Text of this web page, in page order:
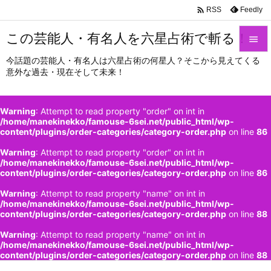
この芸能人・有名人を六星占術で斬る！
今話題の芸能人・有名人は六星占術の何星人？そこから見えてくる
意外な過去・現在そして未来！
Warning: Attempt to read property "order" on int in
/home/manekinekko/famouse-6sei.net/public_html/wp-
content/plugins/order-categories/category-order.php on line 86
Warning: Attempt to read property "order" on int in
/home/manekinekko/famouse-6sei.net/public_html/wp-
content/plugins/order-categories/category-order.php on line 86
Warning: Attempt to read property "name" on int in
/home/manekinekko/famouse-6sei.net/public_html/wp-
content/plugins/order-categories/category-order.php on line 88
Warning: Attempt to read property "name" on int in
/home/manekinekko/famouse-6sei.net/public_html/wp-
content/plugins/order-categories/category-order.php on line 88




次へ
 RSS Feedly